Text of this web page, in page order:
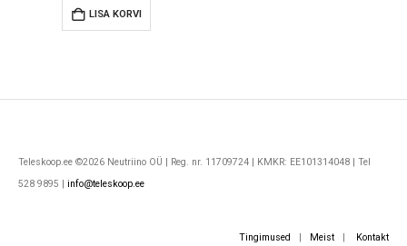
LISA KORVI
Teleskoop.ee ©2026 Neutriino OÜ | Reg. nr. 11709724 | KMKR: EE101314048 | Tel
528 9895 | info@teleskoop.ee
Tingimused Meist Kontakt